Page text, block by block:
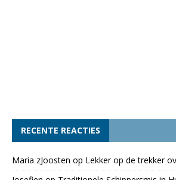
RECENTE REACTIES
Maria zJoosten op Lekker op de trekker